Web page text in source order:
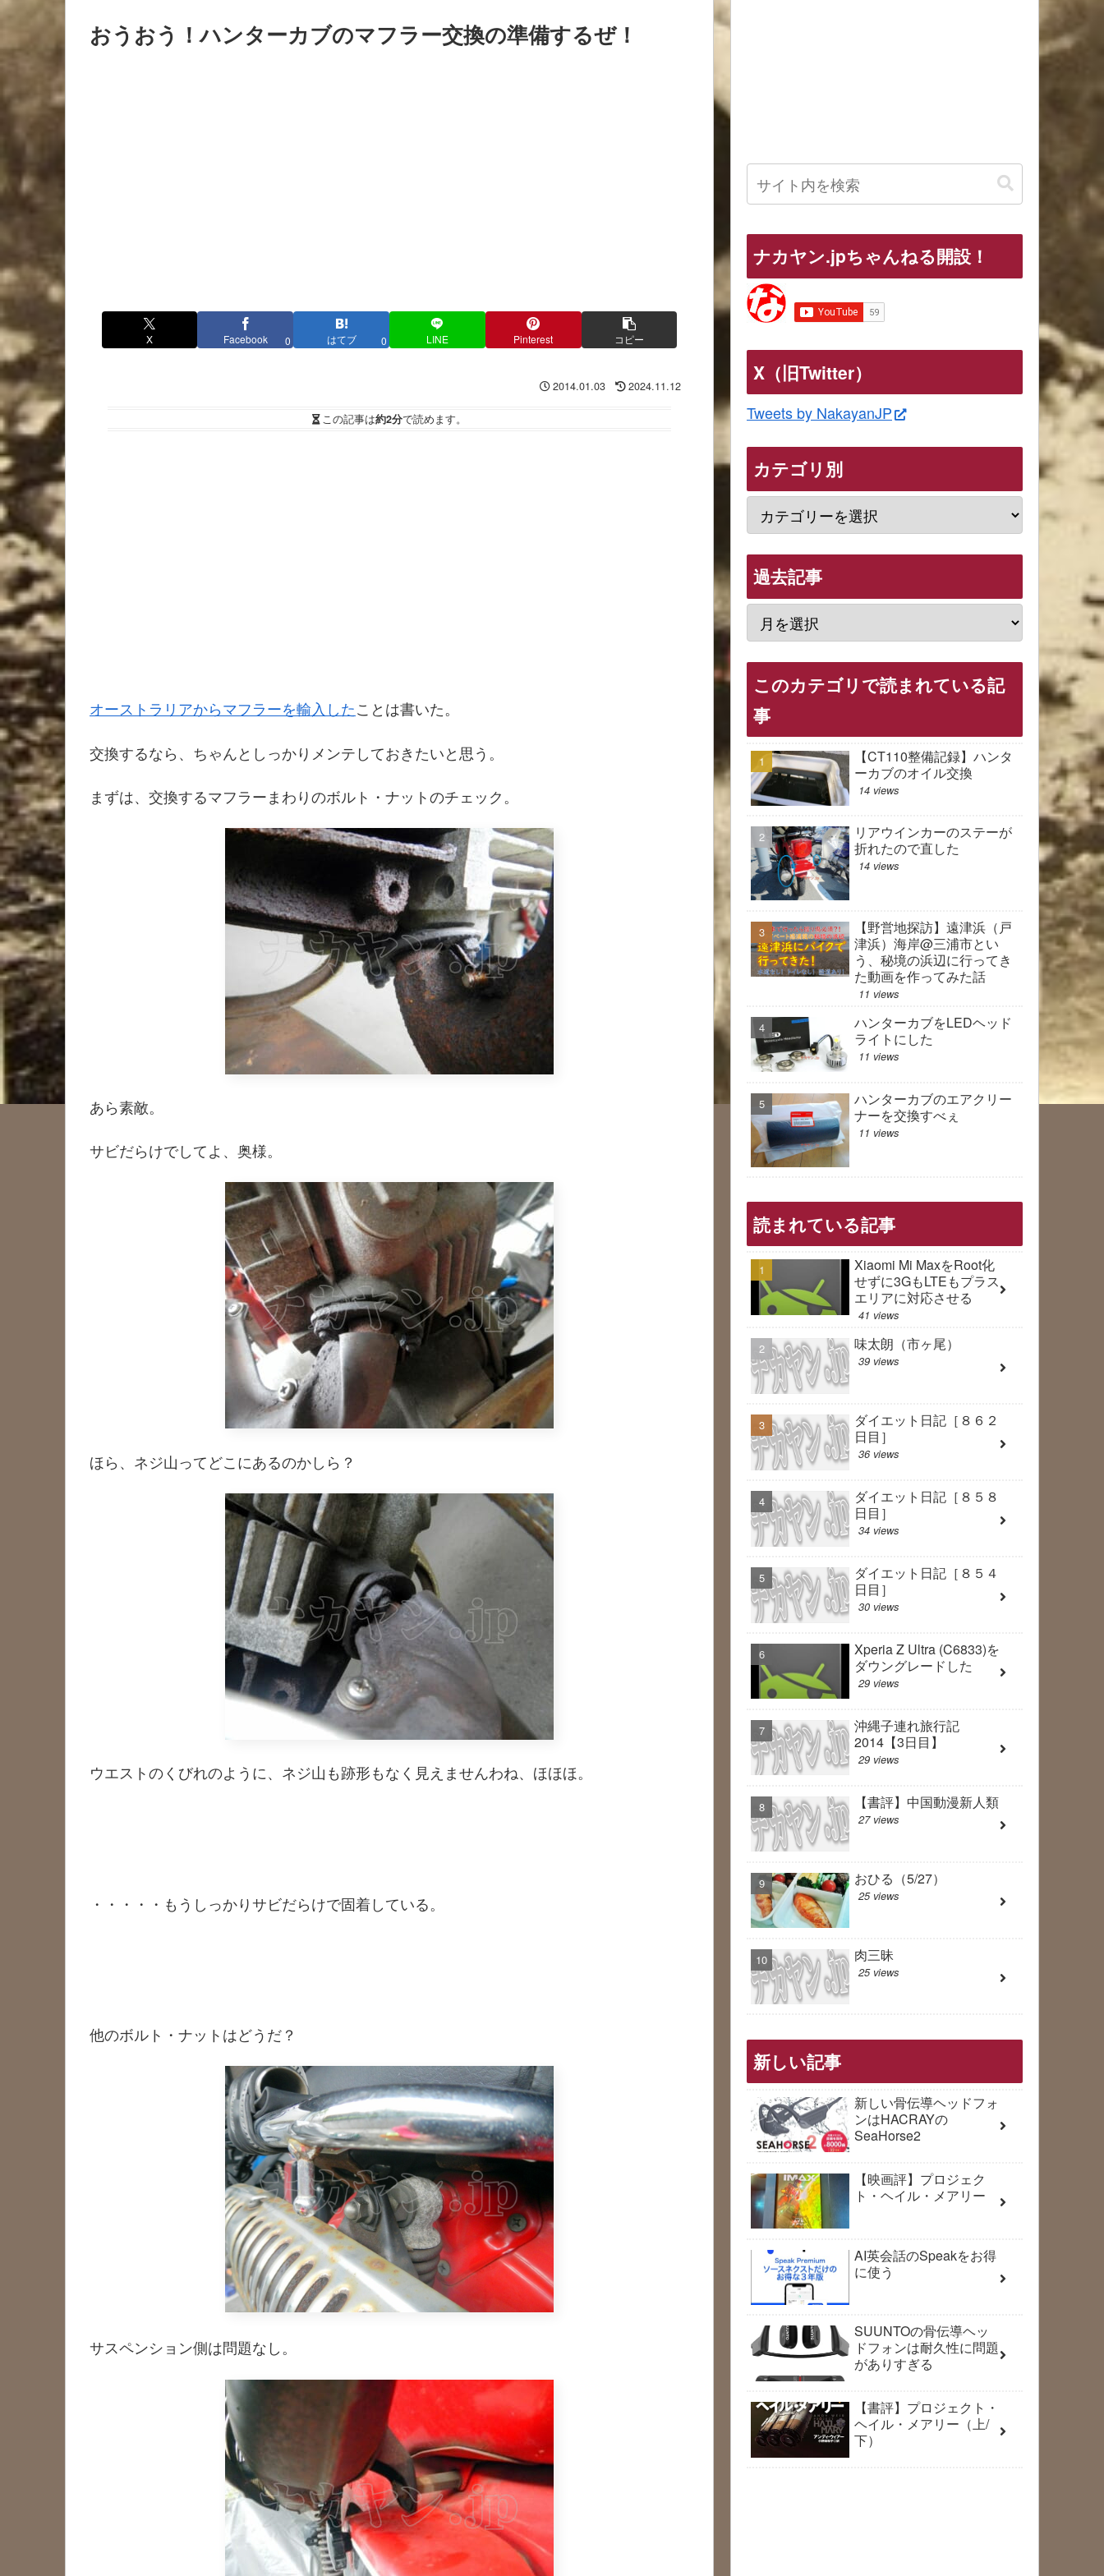
おうおう！ハンターカブのマフラー交換の準備するぜ！
X Facebook 0 はてブ 0 LINE Pinterest コピー
2014.01.03 2024.11.12
この記事は約2分で読めます。
オーストラリアからマフラーを輸入したことは書いた。
交換するなら、ちゃんとしっかりメンテしておきたいと思う。
まずは、交換するマフラーまわりのボルト・ナットのチェック。
あら素敵。
サビだらけでしてよ、奥様。
ほら、ネジ山ってどこにあるのかしら？
ウエストのくびれのように、ネジ山も跡形もなく見えませんわね、ほほほ。
・・・・・もうしっかりサビだらけで固着している。
他のボルト・ナットはどうだ？
サスペンション側は問題なし。
ナカヤン.jpちゃんねる開設！
X（旧Twitter）
Tweets by NakayanJP
カテゴリ別
過去記事
このカテゴリで読まれている記
事
【CT110整備記録】ハンタ
ーカブのオイル交換
14 views
リアウインカーのステーが
折れたので直した
14 views
【野営地探訪】遠津浜（戸
津浜）海岸@三浦市とい
う、秘境の浜辺に行ってき
た動画を作ってみた話
11 views
ハンターカブをLEDヘッド
ライトにした
11 views
ハンターカブのエアクリー
ナーを交換すべぇ
11 views
読まれている記事
Xiaomi Mi MaxをRoot化
せずに3GもLTEもプラス
エリアに対応させる
41 views
味太朗（市ヶ尾）
39 views
ダイエット日記［８６２
日目］
36 views
ダイエット日記［８５８
日目］
34 views
ダイエット日記［８５４
日目］
30 views
Xperia Z Ultra (C6833)を
ダウングレードした
29 views
沖縄子連れ旅行記
2014【3日目】
29 views
【書評】中国動漫新人類
27 views
おひる（5/27）
25 views
肉三昧
25 views
新しい記事
新しい骨伝導ヘッドフォ
ンはHACRAYの
SeaHorse2
【映画評】プロジェク
ト・ヘイル・メアリー
AI英会話のSpeakをお得
に使う
SUUNTOの骨伝導ヘッ
ドフォンは耐久性に問題
がありすぎる
【書評】プロジェクト・
ヘイル・メアリー（上/
下）